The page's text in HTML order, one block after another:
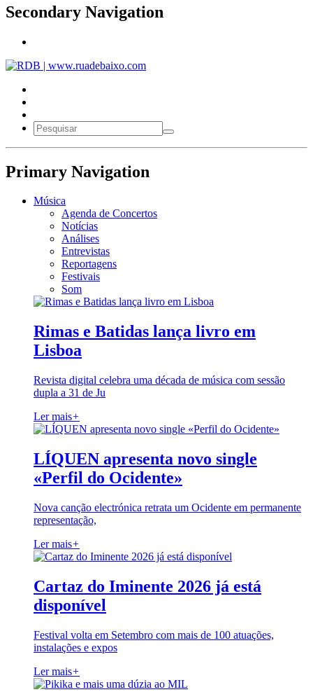
Secondary Navigation
Primary Navigation
Música
Agenda de Concertos
Notícias
Análises
Entrevistas
Reportagens
Festivais
Som
Rimas e Batidas lança livro em
Lisboa
Revista digital celebra uma década de música com sessão
dupla a 31 de Ju
Ler mais+
LÍQUEN apresenta novo single
«Perfil do Ocidente»
Nova canção electrónica retrata um Ocidente em permanente
representação,
Ler mais+
Cartaz do Iminente 2026 já está
disponível
Festival volta em Setembro com mais de 100 atuações,
instalações e expos
Ler mais+